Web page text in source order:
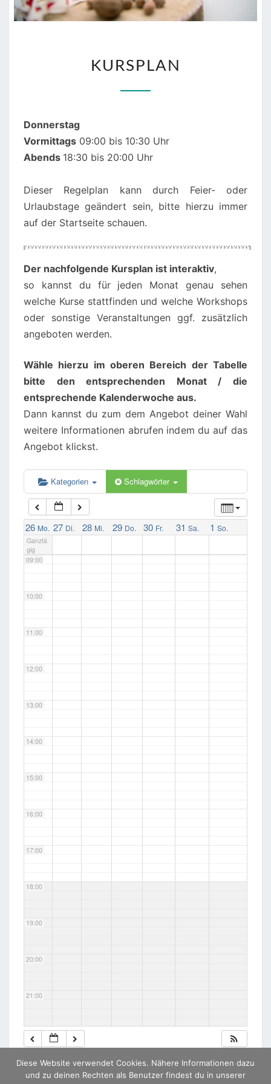
KURSPLAN
Donnerstag
Vormittags 09:00 bis 10:30 Uhr
Abends 18:30 bis 20:00 Uhr
Dieser Regelplan kann durch Feier- oder
Urlaubstage geändert sein, bitte hierzu immer
auf der Startseite schauen.
Der nachfolgende Kursplan ist interaktiv,
so kannst du für jeden Monat genau sehen
welche Kurse stattfinden und welche Workshops
oder sonstige Veranstaltungen ggf. zusätzlich
angeboten werden.
Wähle hierzu im oberen Bereich der Tabelle
bitte den entsprechenden Monat / die
entsprechende Kalenderwoche aus.
Dann kannst du zum dem Angebot deiner Wahl
weitere Informationen abrufen indem du auf das
Angebot klickst.
Kategorien Schlagwörter
26 Mo. 27 Di. 28 Mi. 29 Do. 30 Fr. 31 Sa. 1 So.
Ganztä
gig
01:00
02:00
03:00
04:00
05:00
06:00
07:00
08:00
09:00
10:00
11:00
12:00
13:00
14:00
15:00
16:00
17:00
18:00
19:00
20:00
21:00
22:00
23:00
Diese Website verwendet Cookies. Nähere Informationen dazu
und zu deinen Rechten als Benutzer findest du in unserer